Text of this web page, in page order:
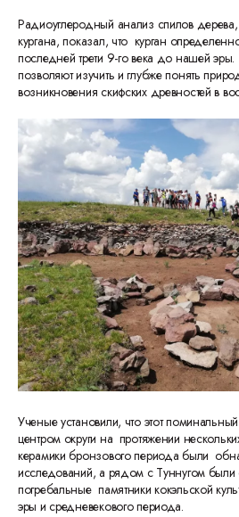
Радиоуглеродный анализ спилов
кургана, показал, что курган
последней трети 9-го века до нашей
позволяют изучить и глубже понять
возникновения скифских древностей в
Ученые установили, что этот
центром округи на протяжении
керамики бронзового периода были
исследований, а рядом с Туннугом
погребальные памятники кокэльской
эры и средневекового периода.